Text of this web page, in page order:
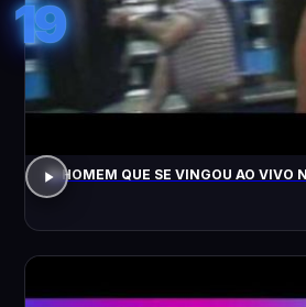
19
O HOMEM QUE SE VINGOU AO VIVO